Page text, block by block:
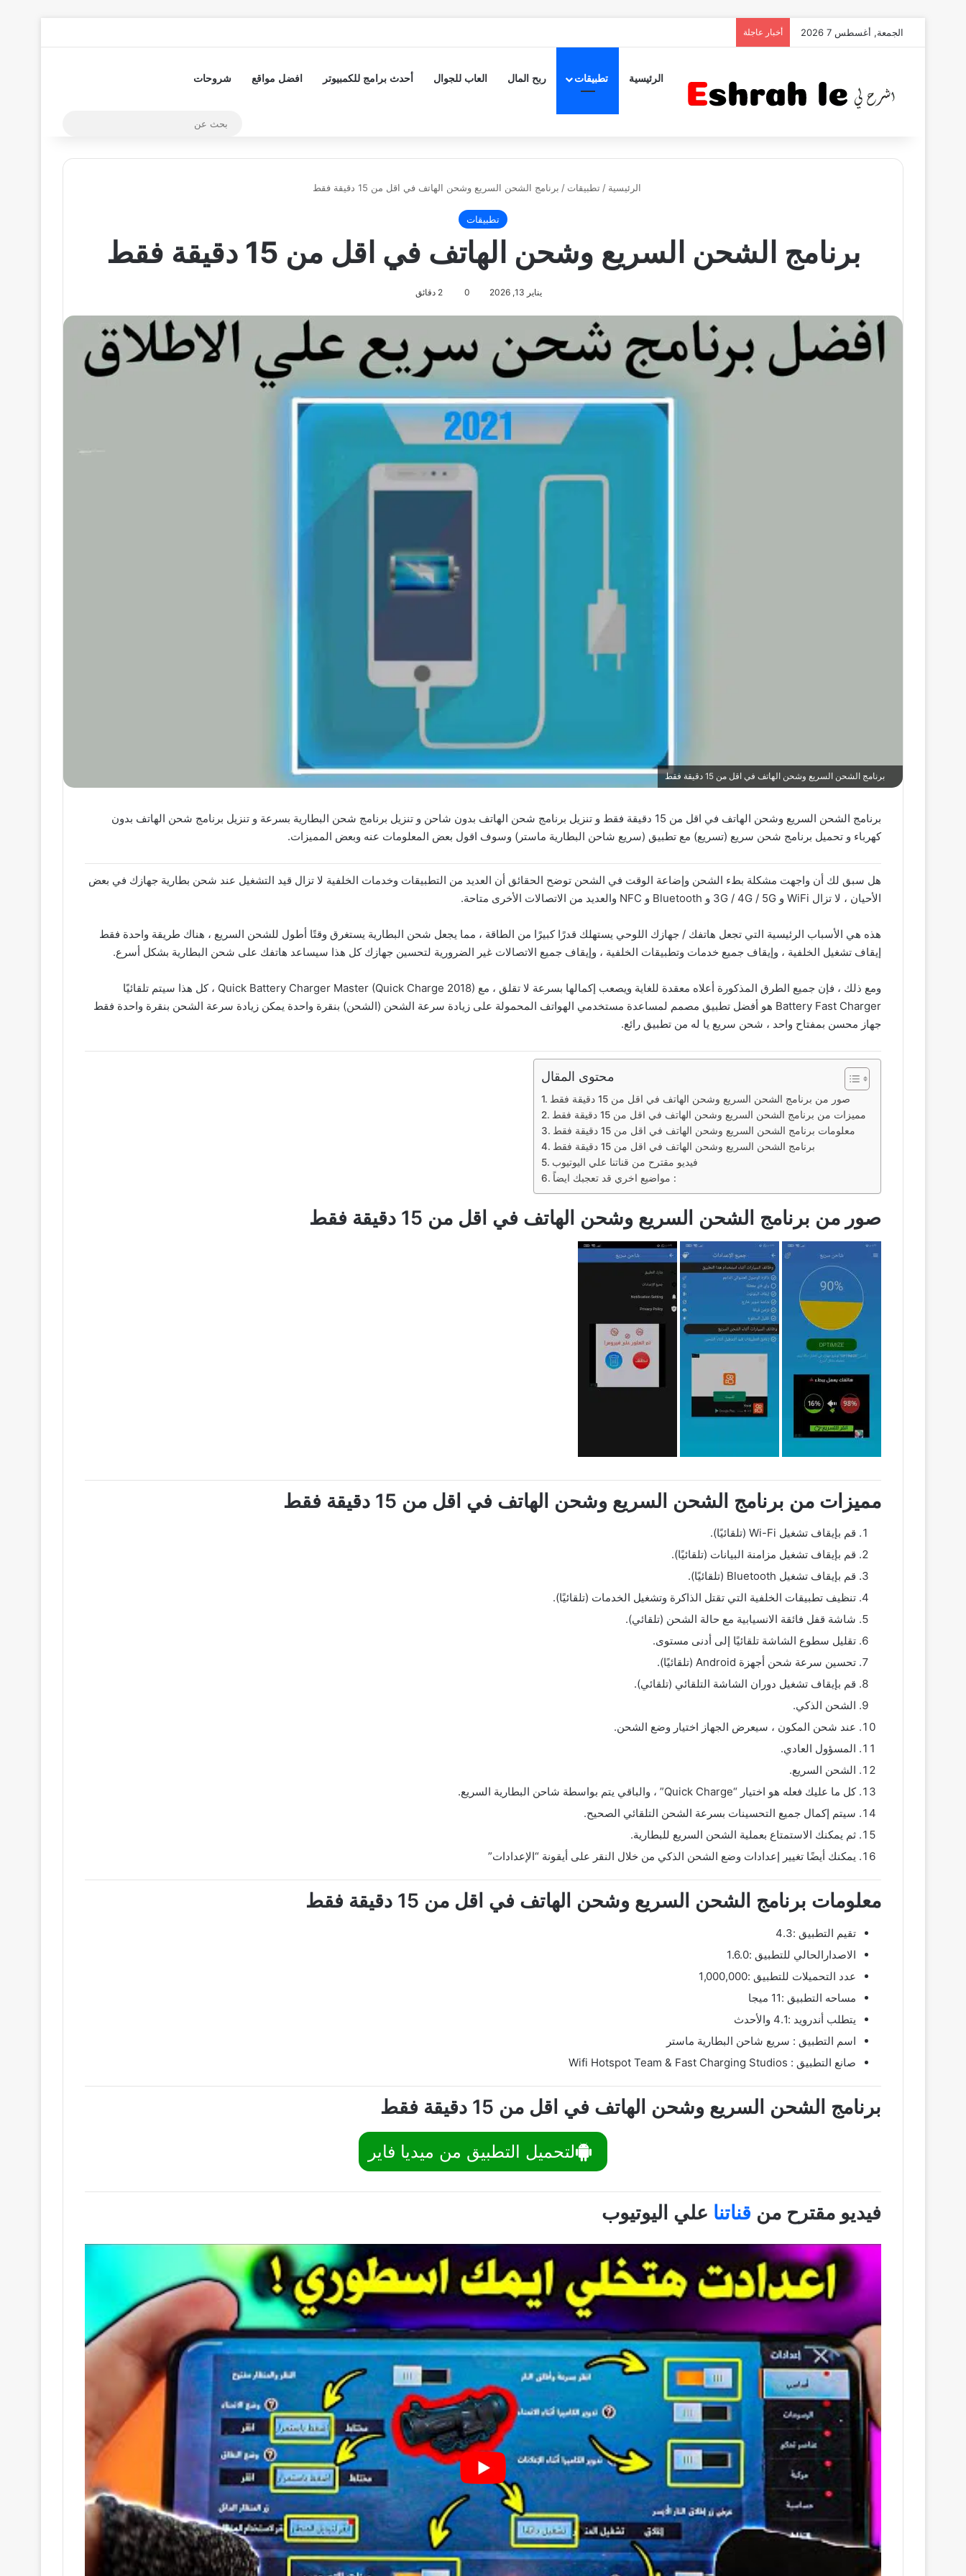
الجمعة, أغسطس 7 2026 أخبار عاجلة
الرئيسية تطبيقات ربح المال العاب للجوال أحدث برامج للكمبيوتر افضل مواقع شروحات
الرئيسية / تطبيقات / برنامج الشحن السريع وشحن الهاتف في اقل من 15 دقيقة فقط
تطبيقات
برنامج الشحن السريع وشحن الهاتف في اقل من 15 دقيقة فقط
يناير 13, 2026 0 2 دقائق
برنامج الشحن السريع وشحن الهاتف في اقل من 15 دقيقة فقط
برنامج الشحن السريع وشحن الهاتف في اقل من 15 دقيقة فقط و تنزيل برنامج شحن الهاتف بدون شاحن و تنزيل برنامج شحن البطارية بسرعة و تنزيل برنامج شحن الهاتف بدون
كهرباء و تحميل برنامج شحن سريع (تسريع) مع تطبيق (‏سريع شاحن البطارية ماستر) وسوف اقول بعض المعلومات عنه وبعض المميزات.
هل سبق لك أن واجهت مشكلة بطء الشحن وإضاعة الوقت في الشحن توضح الحقائق أن العديد من التطبيقات وخدمات الخلفية لا تزال قيد التشغيل عند شحن بطارية جهازك في بعض
الأحيان ، لا تزال WiFi و 3G / 4G / 5G و Bluetooth و NFC والعديد من الاتصالات الأخرى متاحة.
هذه هي الأسباب الرئيسية التي تجعل هاتفك / جهازك اللوحي يستهلك قدرًا كبيرًا من الطاقة ، مما يجعل شحن البطارية يستغرق وقتًا أطول للشحن السريع ، هناك طريقة واحدة فقط
إيقاف تشغيل الخلفية ، وإيقاف جميع خدمات وتطبيقات الخلفية ، وإيقاف جميع الاتصالات غير الضرورية لتحسين جهازك كل هذا سيساعد هاتفك على شحن البطارية بشكل أسرع.
ومع ذلك ، فإن جميع الطرق المذكورة أعلاه معقدة للغاية ويصعب إكمالها بسرعة لا تقلق ، مع Quick Battery Charger Master (Quick Charge 2018) ، كل هذا سيتم تلقائيًا
Battery Fast Charger هو أفضل تطبيق مصمم لمساعدة مستخدمي الهواتف المحمولة على زيادة سرعة الشحن (الشحن) بنقرة واحدة يمكن زيادة سرعة الشحن بنقرة واحدة فقط
جهاز محسن بمفتاح واحد ، شحن سريع يا له من تطبيق رائع.
محتوى المقال
صور من برنامج الشحن السريع وشحن الهاتف في اقل من 15 دقيقة فقط
مميزات من برنامج الشحن السريع وشحن الهاتف في اقل من 15 دقيقة فقط
معلومات برنامج الشحن السريع وشحن الهاتف في اقل من 15 دقيقة فقط
برنامج الشحن السريع وشحن الهاتف في اقل من 15 دقيقة فقط
فيديو مقترح من قناتنا علي اليوتيوب
مواضيع اخري قد تعجبك ايضاً :
صور من برنامج الشحن السريع وشحن الهاتف في اقل من 15 دقيقة فقط
مميزات من برنامج الشحن السريع وشحن الهاتف في اقل من 15 دقيقة فقط
قم بإيقاف تشغيل Wi-Fi (تلقائيًا).
قم بإيقاف تشغيل مزامنة البيانات (تلقائيًا).
قم بإيقاف تشغيل Bluetooth (تلقائيًا).
تنظيف تطبيقات الخلفية التي تقتل الذاكرة وتشغيل الخدمات (تلقائيًا).
شاشة قفل فائقة الانسيابية مع حالة الشحن (تلقائي).
تقليل سطوع الشاشة تلقائيًا إلى أدنى مستوى.
تحسين سرعة شحن أجهزة Android (تلقائيًا).
قم بإيقاف تشغيل دوران الشاشة التلقائي (تلقائي).
الشحن الذكي.
عند شحن المكون ، سيعرض الجهاز اختيار وضع الشحن.
المسؤول العادي.
الشحن السريع.
كل ما عليك فعله هو اختيار “Quick Charge” ، والباقي يتم بواسطة شاحن البطارية السريع.
سيتم إكمال جميع التحسينات بسرعة الشحن التلقائي الصحيح.
ثم يمكنك الاستمتاع بعملية الشحن السريع للبطارية.
يمكنك أيضًا تغيير إعدادات وضع الشحن الذكي من خلال النقر على أيقونة “الإعدادات”
معلومات برنامج الشحن السريع وشحن الهاتف في اقل من 15 دقيقة فقط
تقيم التطبيق :4.3
الاصدارالحالي للتطبيق :1.6.0
عدد التحميلات للتطبيق :1,000,000
مساحه التطبيق :11 ميجا
يتطلب أندرويد :4.1 والأحدث
اسم التطبيق : ‏سريع شاحن البطارية ماستر
صانع التطبيق : Wifi Hotspot Team & Fast Charging Studios
برنامج الشحن السريع وشحن الهاتف في اقل من 15 دقيقة فقط
لتحميل التطبيق من ميديا فاير
فيديو مقترح من قناتنا علي اليوتيوب